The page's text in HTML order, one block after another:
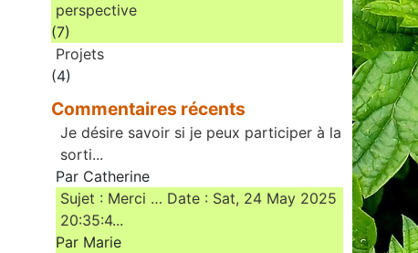
perspective
(7)
Projets
(4)
Commentaires récents
Je désire savoir si je peux participer à la
sorti...
Par Catherine
Sujet : Merci … Date : Sat, 24 May 2025
20:35:4...
Par Marie